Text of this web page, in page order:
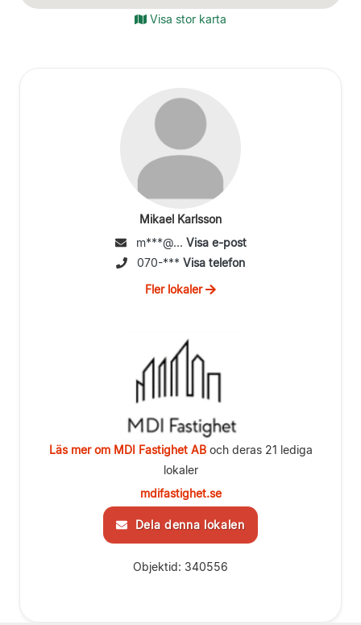
Visa stor karta
Mikael Karlsson
m***@... Visa e-post
070-*** Visa telefon
Fler lokaler
Läs mer om MDI Fastighet ABoch deras 21 lediga
lokaler
mdifastighet.se
Dela denna lokalen
Objektid: 340556